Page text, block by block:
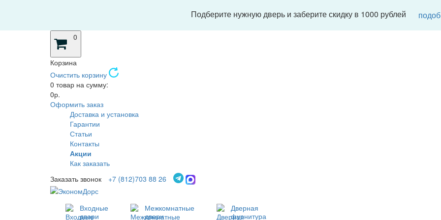
Подберите нужную дверь и заберите скидку в 1000 рублей
0
Корзина
Очистить корзину
0 товар на сумму:
0р.
Оформить заказ
Доставка и установка
Гарантии
Статьи
Контакты
Акции
Как заказать
Заказать звонок
+7 (812)703 88 26
Входные
двери
Межкомнатные
двери
Дверная
фурнитура